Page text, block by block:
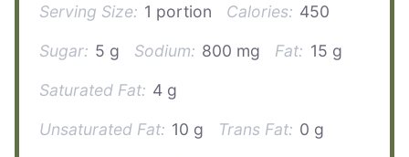
Serving Size: 1 portion Calories: 450
Sugar: 5 g Sodium: 800 mg Fat: 15 g
Saturated Fat: 4 g
Unsaturated Fat: 10 g Trans Fat: 0 g